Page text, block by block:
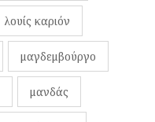
λουίς καριόν
μαγδεμβούργο
μανδάς